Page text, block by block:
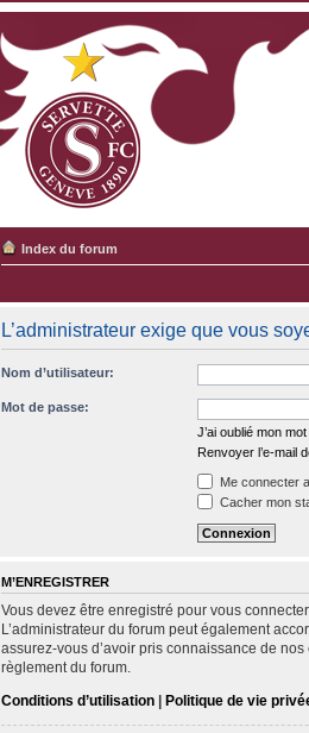
Index du forum
L’administrateur exige que vous
Nom d’utilisateur:
Mot de passe:
J’ai oublié mon
Renvoyer l’e-mail
Me connecter
Cacher mon
M’ENREGISTRER
Vous devez être enregistré pour vous
L’administrateur du forum peut également
assurez-vous d’avoir pris connaissance de
règlement du forum.
Conditions d’utilisation | Politique de vie